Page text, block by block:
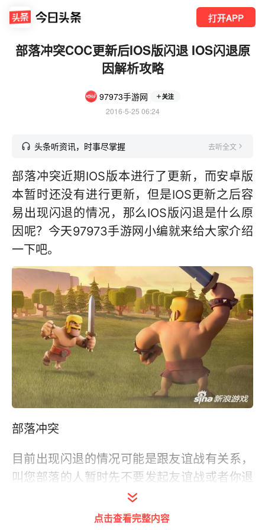
打开APP
部落冲突COC更新后IOS版闪退 IOS闪退原
因解析攻略
97973手游网 关注
2016-5-25 06:24
头条听资讯，时事尽掌握 去听全文
部落冲突近期IOS版本进行了更新，而安卓版
本暂时还没有进行更新，但是IOS更新之后容
易出现闪退的情况，那么IOS版闪退是什么原
因呢？今天97973手游网小编就来给大家介绍
一下吧。
部落冲突
目前出现闪退的情况可能是跟友谊战有关系，
叫您部落的人暂时先不要发起友谊战或者你退
更多精彩游戏攻略，请继续关注97973手游
点击查看完整内容